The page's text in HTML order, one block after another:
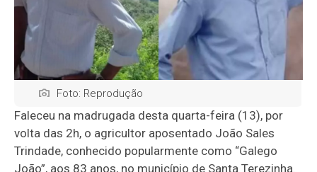
Foto: Reprodução
Faleceu na madrugada desta quarta-feira (13), por
volta das 2h, o agricultor aposentado João Sales
Trindade, conhecido popularmente como “Galego
João”, aos 83 anos, no município de Santa Terezinha.